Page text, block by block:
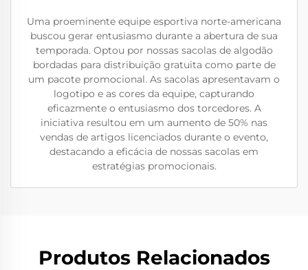
Uma proeminente equipe esportiva norte-americana
buscou gerar entusiasmo durante a abertura de sua
temporada. Optou por nossas sacolas de algodão
bordadas para distribuição gratuita como parte de
um pacote promocional. As sacolas apresentavam o
logotipo e as cores da equipe, capturando
eficazmente o entusiasmo dos torcedores. A
iniciativa resultou em um aumento de 50% nas
vendas de artigos licenciados durante o evento,
destacando a eficácia de nossas sacolas em
estratégias promocionais.
Produtos Relacionados